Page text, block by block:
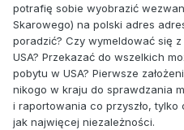
potrafię sobie wyobrazić
Skarowego) na polski adres
poradzić? Czy wymeldować się
USA? Przekazać do wszelkich
pobytu w USA? Pierwsze
nikogo w kraju do sprawdzania
i raportowania co przyszło, tylko
jak najwięcej niezależności.